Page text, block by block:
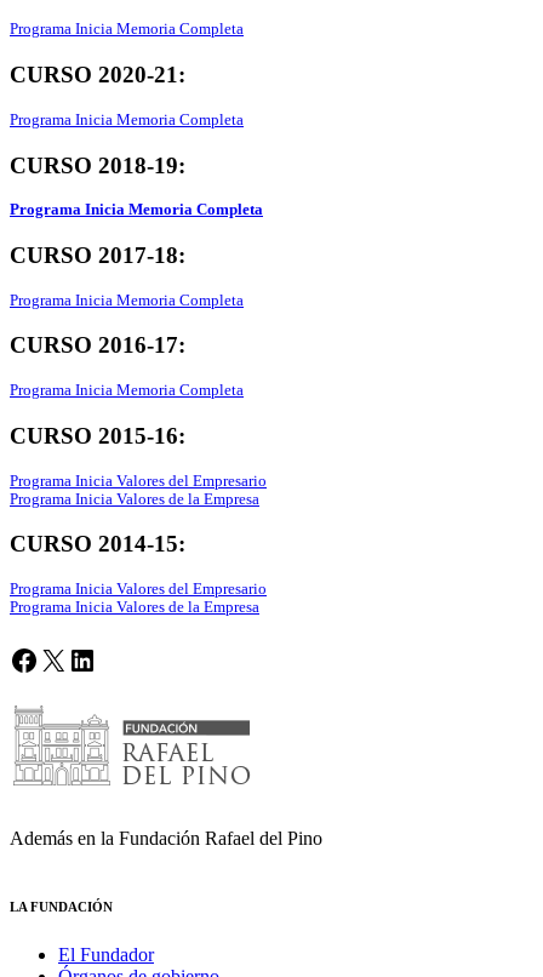
Programa Inicia Memoria Completa
CURSO 2020-21:
Programa Inicia Memoria Completa
CURSO 2018-19:
Programa Inicia Memoria Completa
CURSO 2017-18:
Programa Inicia Memoria Completa
CURSO 2016-17:
Programa Inicia Memoria Completa
CURSO 2015-16:
Programa Inicia Valores del Empresario
Programa Inicia Valores de la Empresa
CURSO 2014-15:
Programa Inicia Valores del Empresario
Programa Inicia Valores de la Empresa
Facebook
X LinkedIn
Además en la Fundación Rafael del Pino
LA FUNDACIÓN
El Fundador